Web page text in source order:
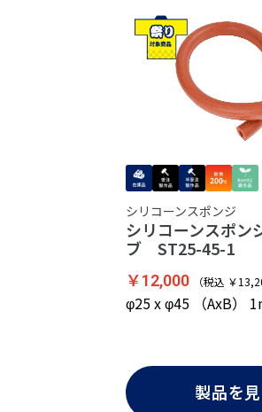
シリコーンスポンジ
シリコーンスポン
ブ ST25-45-1
￥12,000 （税込 ￥
φ25 x φ45 （AxB）
製品を